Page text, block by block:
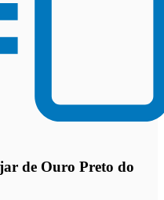
de Ouro Preto do